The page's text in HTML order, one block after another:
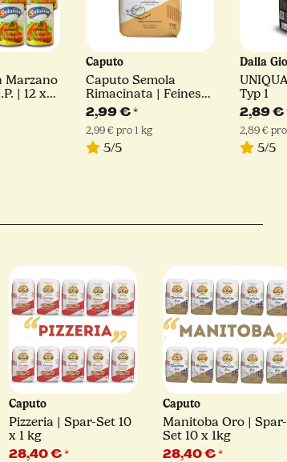
Marzano
| 12 x
Caputo
Caputo Semola
Rimacinata | Feines
Hartweizengrieß | 1kg
2,99 €*
2,99 € pro 1 kg
5/5
Dalla
Typ 1
2,89 €
2,89 €
5/5
Caputo
Pizzeria | Spar-Set 10
x 1 kg
28,40 €*
Caputo
Manitoba Oro | Spar-
Set 10 x 1kg
28,40 €*